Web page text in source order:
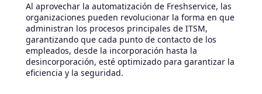
Al aprovechar la automatización de Freshservice, las
organizaciones pueden revolucionar la forma en que
administran los procesos principales de ITSM,
garantizando que cada punto de contacto de los
empleados, desde la incorporación hasta la
desincorporación, esté optimizado para garantizar la
eficiencia y la seguridad.